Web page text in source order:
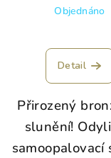
Objednáno
Detail
Přirozený
slunění!
samoopalovací